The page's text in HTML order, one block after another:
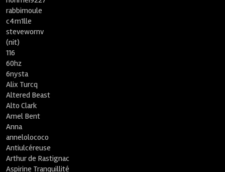
rabbimoule
c4m1lle
stevewornv
(nit)
116
60hz
6nysta
Alix Turcq
Altered Beast
Alto Clark
Amel Bent
Anna
annelolococo
Antiulcéreuse
Arthur de Rastignac
Aspirine Tranquillité